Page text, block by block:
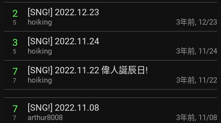
2
5
[SNG!] 2022.12.23
hoiking 3年前, 12/23
3
5
[SNG!] 2022.11.24
hoiking 3年前, 11/24
7
7
[SNG!] 2022.11.22 偉人誕辰日!
hoiking 3年前, 11/22
7
7
[SNG!] 2022.11.08
arthur8008 3年前, 11/08